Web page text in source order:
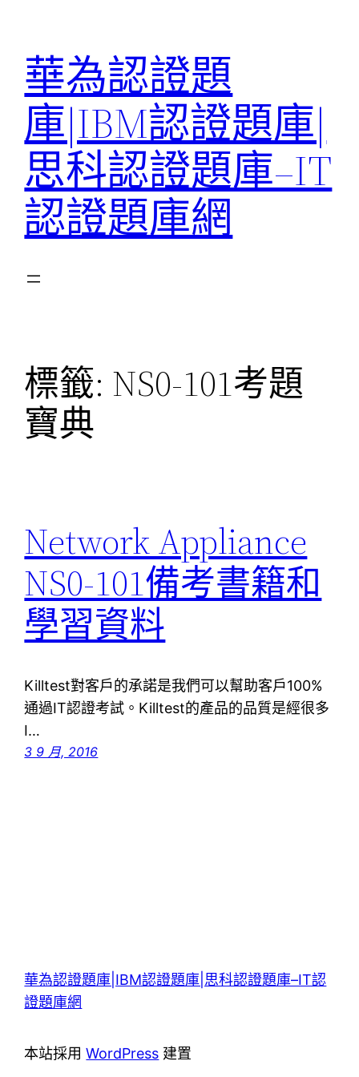
華為認證題
庫|IBM認證題庫|
思科認證題庫–IT
認證題庫網
標籤: NS0-101考題
寶典
Network Appliance
NS0-101備考書籍和
學習資料
Killtest對客戶的承諾是我們可以幫助客戶100%
通過IT認證考試。Killtest的產品的品質是經很多
I…
3 9 月, 2016
華為認證題庫|IBM認證題庫|思科認證題庫–IT認
證題庫網
本站採用WordPress 建置